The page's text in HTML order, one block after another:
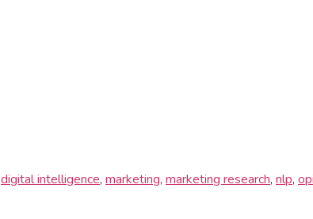
digital intelligence, marketing, marketing research, nlp,